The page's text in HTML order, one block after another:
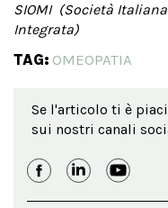
SIOMI (Società
Integrata)
TAG: OMEOPATIA
Se l'articolo ti è
sui nostri canali